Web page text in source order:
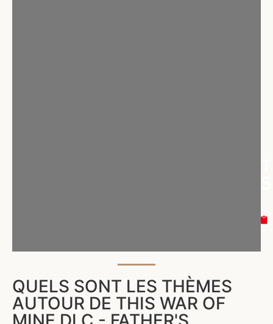
QUELS SONT LES THÈMES
AUTOUR DE THIS WAR OF